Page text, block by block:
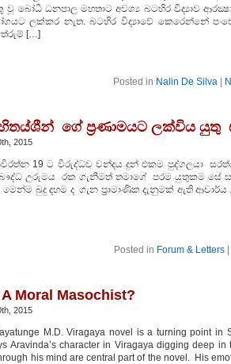
වූ බෝධී ධනපාල මහතාට අවශ්‍ය බටහිර විද්‍යාව
ලක්කර නැත. බටහිර විද්‍යාවේ කෙරෙන්නේ
[…]
Posted in Nalin De Silva
ගේ ප්‍රණාමයට ලක්විය යුතු
2015
19 ට විරුද්ධව චන්දය දුන් එකම පුද්ගලයා
උරුමය රක ගැනීමත් තමාගේ පරම යුතුකම
මෙන්ම බුදු දහම ද ගැන ප්‍රාමාණික දැනුමක් ඇති
Posted in Forum & Letters|
Moral Masochist?
2015
M.D. Viragaya novel is a turning point in
Aravinda’s character in Viragaya digging deep
his mind are central part of the novel. His